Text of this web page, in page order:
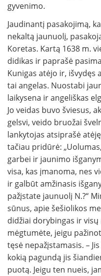
gyvenimo.
Jaudinantį pasakojimą,
nekaltą jaunuolį,
Koretas. Kartą 1638 m.
didikas ir paprašė
Kunigas atėjo ir, išvydęs
tai angelas. Nuostabi
laikysena ir angeliškas
Jo veidas buvo šviesus,
gelsvi, veido bruožai
lankytojas atsiprašė
tačiau pridūrė:
garbei ir jaunimo
visa, kas įmanoma, nes
ir galbūt amžinasis
pažįstate jaunuolį N.?“
sūnus, apie šešiolikos
didžiai dorybingas ir visų
mėgtumėte, jeigu
tęsė nepažįstamasis. –
kokią pagundą jis
puotą. Jeigu ten nueis,